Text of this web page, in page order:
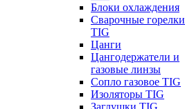
Блоки охлаждения
Сварочные горелки
TIG
Цанги
Цангодержатели и
газовые линзы
Сопло газовое TIG
Изоляторы TIG
Заглушки TIG